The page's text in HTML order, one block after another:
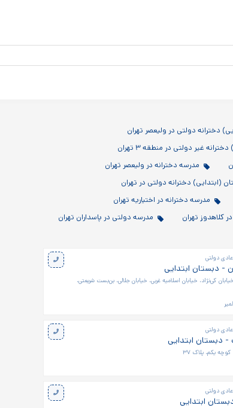
دخترانه دولتی در ولیعصر تهران
غیر دولتی در منطقه ۳ تهران
مدرسه دخترانه در ولیعصر تهران
(ابتدایی) دخترانه دولتی در تهران
مدرسه دخترانه در اختیاریه تهران
کلاهدوز تهران مدرسه دولتی در پاسداران تهران
دولتی
- دبستان ابتدایی
کی‌نژاد، خیابان اسلامیه غربی، خیابان جلالی، بن‌بست شریعتی،
دولتی
- دبستان ابتدایی
یکم، پلاک ۳۷
دولتی
ابتدایی